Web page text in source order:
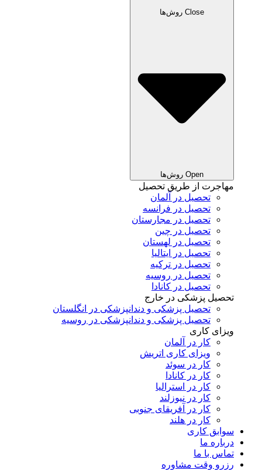
Close روش‌ها
Open روش‌ها
مهاجرت از طریق تحصیل
تحصیل در آلمان
تحصیل در فرانسه
تحصیل در مجارستان
تحصیل در چین
تحصیل در لهستان
تحصیل در ایتالیا
تحصیل در ترکیه
تحصیل در روسیه
تحصیل در کانادا
تحصیل پزشکی در خارج
تحصیل پزشکی و دندانپزشکی در انگلستان
تحصیل پزشکی و دندانپزشکی در روسیه
ویزای کاری
کار در آلمان
ویزای کاری اتریش
کار در سوئد
کار در کانادا
کار در استرالیا
کار در نیوزلند
کار در آفریقای جنوبی
کار در هلند
سوابق کاری
درباره ما
تماس با ما
رزرو وقت مشاوره